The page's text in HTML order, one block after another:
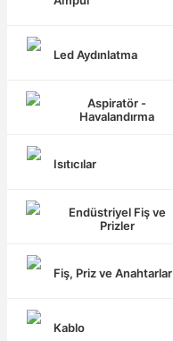
Led Aydınlatma
Aspiratör -
Havalandırma
Isıtıcılar
Endüstriyel Fiş ve
Prizler
Fiş, Priz ve Anahtarlar
Kablo